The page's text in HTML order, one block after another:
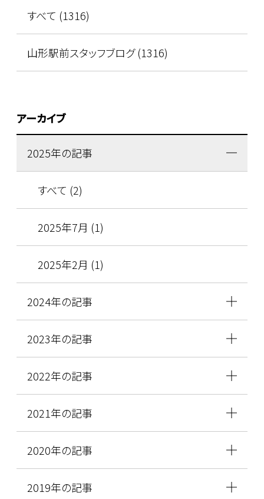
すべて (1316)
山形駅前スタッフブログ (1316)
アーカイブ
2025年の記事
すべて (2)
2025年7月 (1)
2025年2月 (1)
2024年の記事
2023年の記事
2022年の記事
2021年の記事
2020年の記事
2019年の記事